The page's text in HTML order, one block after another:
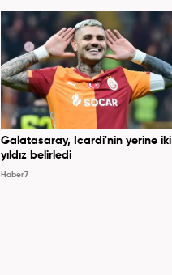
Galatasaray, Icardi'nin yerine iki
yıldız belirledi
Haber7